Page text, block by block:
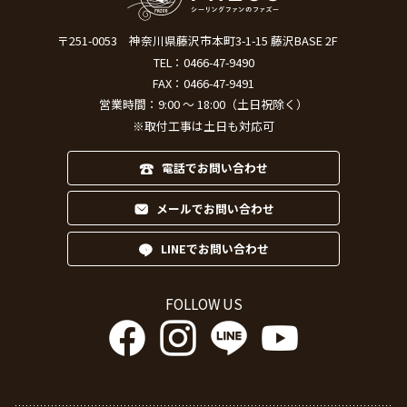
〒251-0053
神奈川県藤沢市本町3-1-15 藤沢BASE 2F
TEL： 0466-47-9490
FAX：0466-47-9491
営業時間：9:00 ～ 18:00（土日祝除く）
※取付工事は土日も対応可
電話でお問い合わせ
メールでお問い合わせ
LINEでお問い合わせ
FOLLOW US